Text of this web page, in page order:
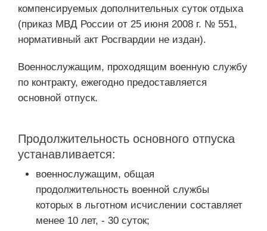
компенсируемых дополнительных суток отдыха
(приказ МВД России от 25 июня 2008 г. № 551,
нормативный акт Росгвардии не издан).
Военнослужащим, проходящим военную службу
по контракту, ежегодно предоставляется
основной отпуск.
Продолжительность основного отпуска
устанавливается:
военнослужащим, общая
продолжительность военной службы
которых в льготном исчислении составляет
менее 10 лет, - 30 суток;